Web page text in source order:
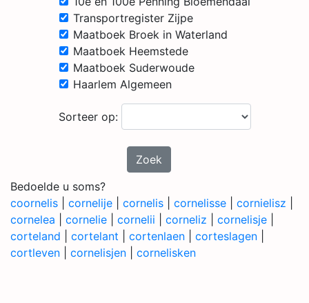
Transportregister Zijpe
Maatboek Broek in Waterland
Maatboek Heemstede
Maatboek Suderwoude
Haarlem Algemeen
Sorteer op:
Zoek
Bedoelde u soms?
coornelis
cornelije cornelis cornelisse cornielisz
cornelea
cornelie cornelii corneliz cornelisje
corteland
cortelant cortenlaen corteslagen
cortleven
cornelisjen cornelisken